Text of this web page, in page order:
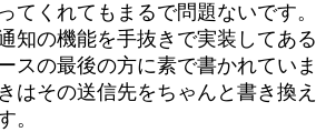
てくれてもまるで問題ないです。
知の機能を手抜きで実装してある
スの最後の方に素で書かれていま
はその送信先をちゃんと書き換え
。